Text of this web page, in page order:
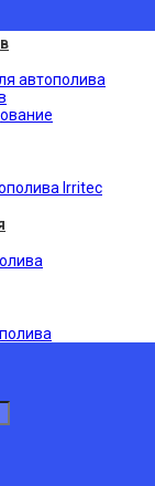
автополива
Irritec